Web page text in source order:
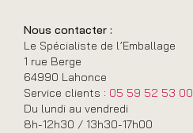
Nous contacter :
Le Spécialiste de l’Emballage
1 rue Berge
64990 Lahonce
Service clients : 05 59 52 53 00
Du lundi au vendredi
8h-12h30 / 13h30-17h00